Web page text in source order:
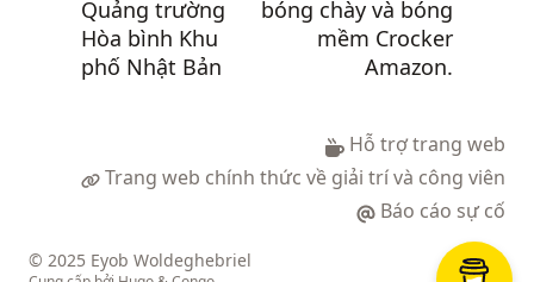
Quảng trường
Hòa bình Khu
phố Nhật Bản
bóng chày và bóng
mềm Crocker
Amazon.
Hỗ trợ trang web
Trang web chính thức về giải trí và công viên
Báo cáo sự cố
© 2025 Eyob Woldeghebriel